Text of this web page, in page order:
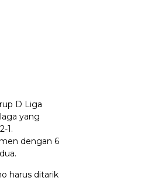
D Liga
yang
1.
dengan 6
harus ditarik